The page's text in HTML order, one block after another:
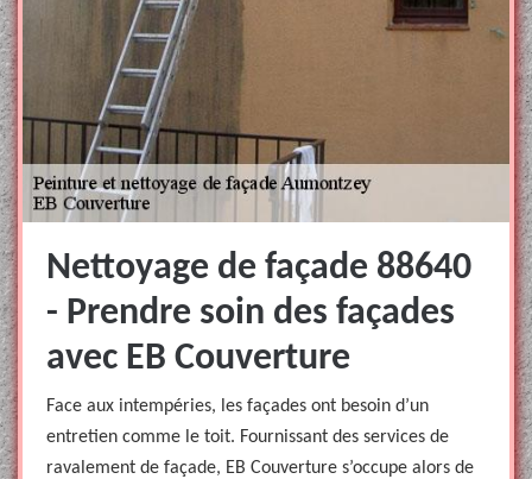
Nettoyage de façade 88640
- Prendre soin des façades
avec EB Couverture
Face aux intempéries, les façades ont besoin d’un
entretien comme le toit. Fournissant des services de
ravalement de façade, EB Couverture s’occupe alors de